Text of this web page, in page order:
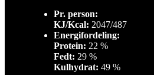
Pr. person:
KJ/Kcal: 2047/487
Energifordeling:
Protein: 22 %
Fedt: 29 %
Kulhydrat: 49 %